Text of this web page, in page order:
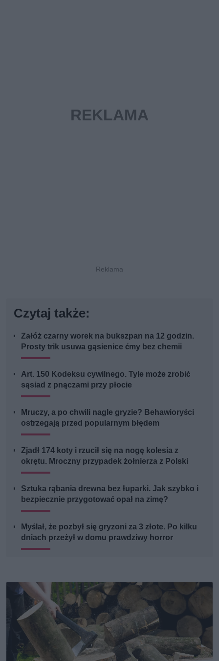
Czytaj także:
Załóż czarny worek na bukszpan na 12 godzin.
Prosty trik usuwa gąsienice ćmy bez chemii
Art. 150 Kodeksu cywilnego. Tyle może zrobić
sąsiad z pnączami przy płocie
Mruczy, a po chwili nagle gryzie? Behawioryści
ostrzegają przed popularnym błędem
Zjadł 174 koty i rzucił się na nogę kolesia z
okrętu. Mroczny przypadek żołnierza z Polski
Sztuka rąbania drewna bez łuparki. Jak szybko i
bezpiecznie przygotować opał na zimę?
Myślał, że pozbył się gryzoni za 3 złote. Po kilku
dniach przeżył w domu prawdziwy horror